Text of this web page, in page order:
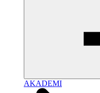
AKADEMI